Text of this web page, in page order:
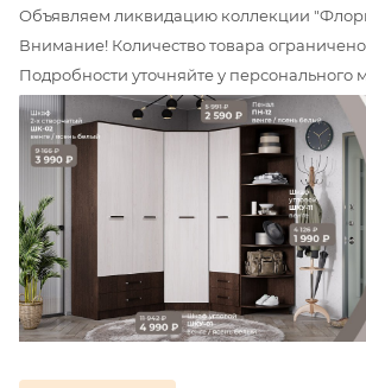
Объявляем ликвидацию коллекции
Внимание! Количество товара
Подробности уточняйте у персонального